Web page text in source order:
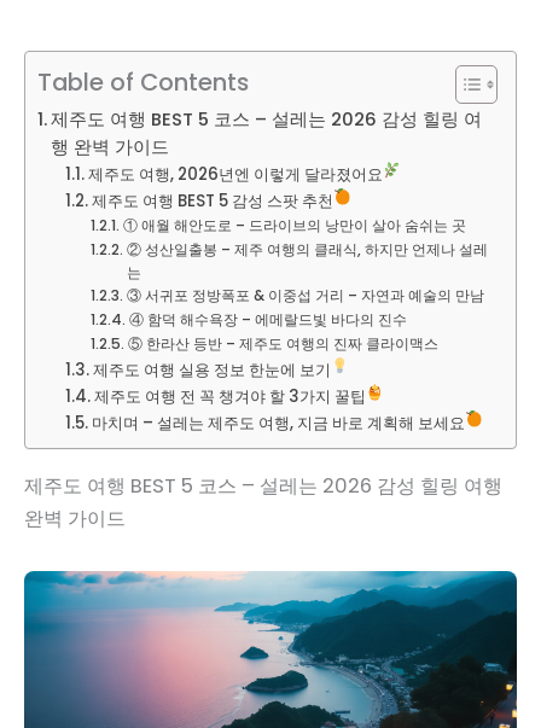
Table of Contents
제주도 여행 BEST 5 코스 – 설레는 2026 감성 힐링 여
행 완벽 가이드
제주도 여행, 2026년엔 이렇게 달라졌어요
제주도 여행 BEST 5 감성 스팟 추천
① 애월 해안도로 – 드라이브의 낭만이 살아 숨쉬는 곳
② 성산일출봉 – 제주 여행의 클래식, 하지만 언제나 설레
는
③ 서귀포 정방폭포 & 이중섭 거리 – 자연과 예술의 만남
④ 함덕 해수욕장 – 에메랄드빛 바다의 진수
⑤ 한라산 등반 – 제주도 여행의 진짜 클라이맥스
제주도 여행 실용 정보 한눈에 보기
제주도 여행 전 꼭 챙겨야 할 3가지 꿀팁
마치며 – 설레는 제주도 여행, 지금 바로 계획해 보세요
제주도 여행 BEST 5 코스 – 설레는 2026 감성 힐링 여행
완벽 가이드